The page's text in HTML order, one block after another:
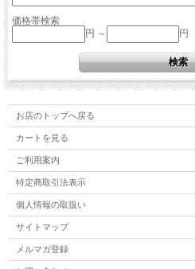
価格帯検索
円 ～
円
お店のトップへ戻る
カートを見る
ご利用案内
特定商取引法表示
個人情報の取扱い
サイトマップ
メルマガ登録